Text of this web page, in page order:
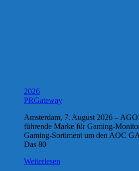
2026
PRGateway
Amsterdam, 7. August 2026 –
führende Marke für Gaming-
Gaming-Sortiment um den AOC
Das 80
Weiterlesen